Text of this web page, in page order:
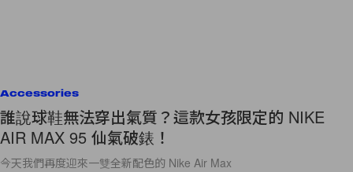
Accessories
誰說球鞋無法穿出氣質？這款女孩限定的 NIKE
AIR MAX 95 仙氣破錶！
今天我們再度迎來一雙全新配色的 Nike Air Max